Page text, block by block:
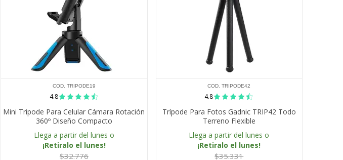
COD. TRIPODE19
4.8
Mini Tripode Para Celular Cámara Rotación
360º Diseño Compacto
Llega a partir del lunes o
¡Retiralo el lunes!
$32.776
COD. TRIPODE42
4.8
Trípode Para Fotos Gadnic TRIP42 Todo
Terreno Flexible
Llega a partir del lunes o
¡Retiralo el lunes!
$35.331